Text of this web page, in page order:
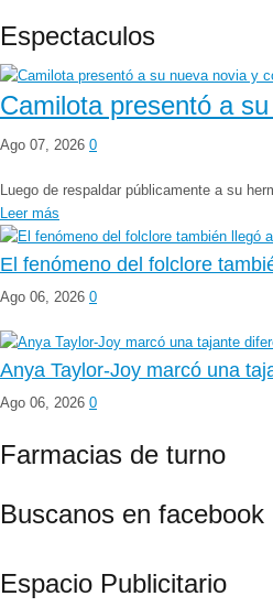
Espectaculos
Camilota presentó a
Ago 07, 2026 0
Luego de respaldar públicamente a su
Leer más
El fenómeno del folclore
Ago 06, 2026 0
Anya Taylor-Joy marcó una
Ago 06, 2026 0
Farmacias de turno
Buscanos en facebook
Espacio Publicitario